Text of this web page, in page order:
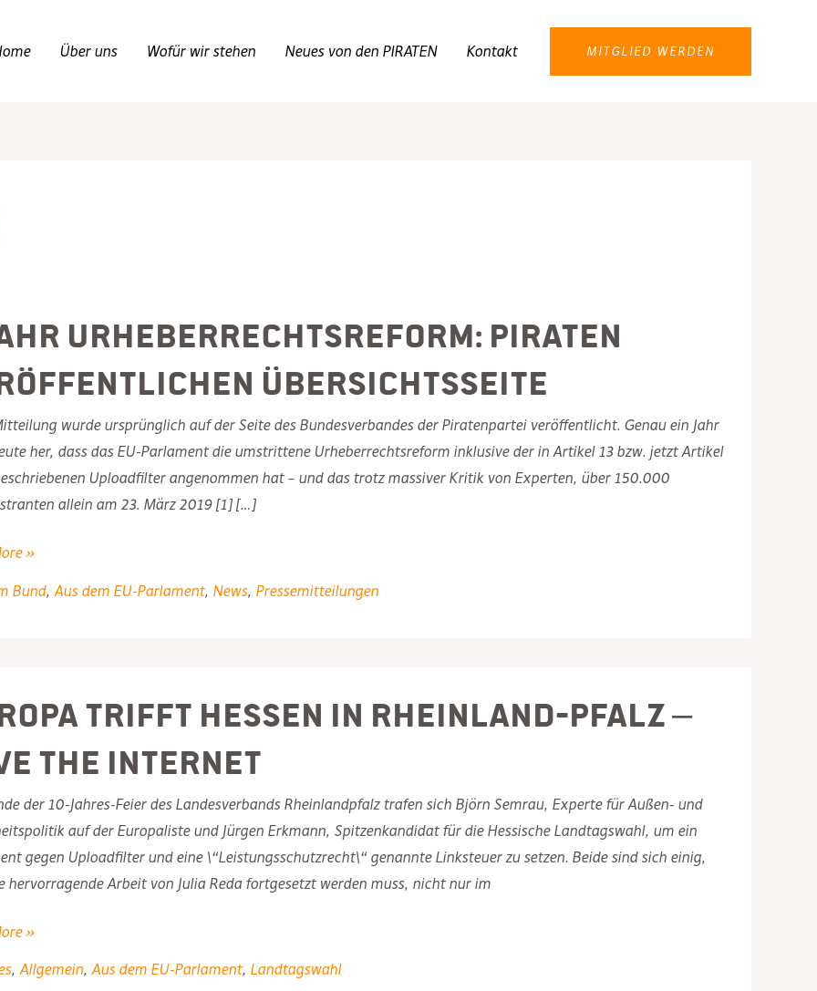
Über uns Wofür wir stehen Neues von den PIRATEN Kontakt MITGLIED WERDEN
Urheberrechtsreform: PIRATEN
Übersichtsseite
wurde ursprünglich auf der Seite des Bundesverbandes der Piratenpartei veröffentlicht. Genau ein Jahr
her, dass das EU-Parlament die umstrittene Urheberrechtsreform inklusive der in Artikel 13 bzw. jetzt Artikel
Uploadfilter angenommen hat – und das trotz massiver Kritik von Experten, über 150.000
allein am 23. März 2019 [1] […]
»
Bund, Aus dem EU-Parlament, News, Pressemitteilungen
trifft Hessen in Rheinland-Pfalz –
the Internet
der 10-Jahres-Feier des Landesverbands Rheinlandpfalz trafen sich Björn Semrau, Experte für Außen- und
auf der Europaliste und Jürgen Erkmann, Spitzenkandidat für die Hessische Landtagswahl, um ein
gegen Uploadfilter und eine \“Leistungsschutzrecht\“ genannte Linksteuer zu setzen. Beide sind sich einig,
hervorragende Arbeit von Julia Reda fortgesetzt werden muss, nicht nur im
»
, Allgemein, Aus dem EU-Parlament, Landtagswahl